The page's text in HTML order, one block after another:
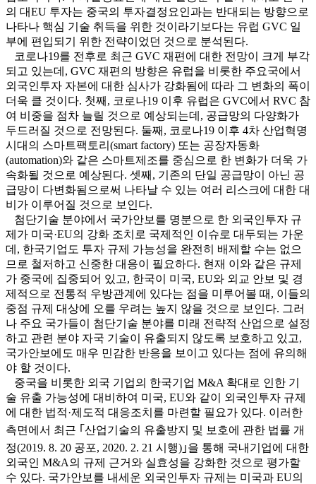
의 대EU 투자는 중국의 투자결정요인과는 반대되는 방향으로
나타나 핵심 기술 취득을 위한 것이라기보다는 유럽 GVC 일
부에 편입되기 위한 전략이었던 것으로 분석된다.
코로나19를 전후로 최근 GVC 재편에 대한 전망이 크게 부각
되고 있는데, GVC 재편의 방향은 유럽을 비롯한 주요국에서
외국인투자 자본에 대한 심사가 강화됨에 따라 그 변화의 폭이
더욱 클 것이다. 첫째, 코로나19 이후 유럽은 GVC에서 RVC 참
여 비중을 점차 늘릴 것으로 예상되는데, 공급망의 다양화가
두드러질 것으로 전망된다. 둘째, 코로나19 이후 4차 산업혁명
시대의 스마트팩토리(smart factory) 또는 공장자동화
(automation)와 같은 스마트제조를 중심으로 한 변화가 더욱 가
속화될 것으로 예상된다. 셋째, 기존의 단일 공급망이 아닌 공
급망이 다변화됨으로써 나타날 수 있는 여러 리스크에 대한 대
비가 이루어질 것으로 보인다.
첨단기술 분야에서 국가안보를 명분으로 한 외국인투자 규
제가 미국·EU의 강화 조치로 국제적인 이슈로 대두되는 가운
데, 한국기업도 투자 규제 가능성을 완전히 배제할 수는 없으
므로 철저하고 신중한 대응이 필요하다. 현재 이와 같은 규제
가 중국에 집중되어 있고, 한국이 미국, EU와 외교 안보 및 경
제적으로 전통적 우방관계에 있다는 점을 미루어볼 때, 이들의
중점 규제 대상에 오를 우려는 높지 않을 것으로 보인다. 그러
나 주요 국가들이 첨단기술 분야를 미래 전략적 산업으로 설정
하고 관련 분야 자국 기술이 유출되지 않도록 보호하고 있고,
국가안보에도 매우 민감한 반응을 보이고 있다는 점에 유의해
야 할 것이다.
중국을 비롯한 외국 기업의 한국기업 M&A 확대로 인한 기
술 유출 가능성에 대비하여 미국, EU와 같이 외국인투자 규제
에 대한 법적·제도적 대응조치를 마련할 필요가 있다. 이러한
측면에서 최근 ｢산업기술의 유출방지 및 보호에 관한 법률 개
정(2019. 8. 20 공포, 2020. 2. 21 시행)｣을 통해 국내기업에 대한
외국인 M&A의 규제 근거와 실효성을 강화한 것으로 평가할
수 있다. 국가안보를 내세운 외국인투자 규제는 미국과 EU의